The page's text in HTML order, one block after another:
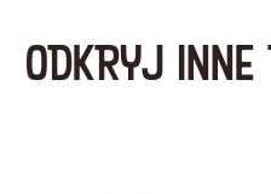
ODKRYJ INNE